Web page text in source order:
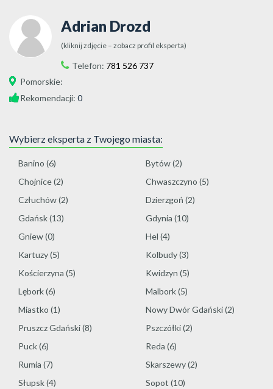
Adrian Drozd
(kliknij zdjęcie – zobacz profil eksperta)
Telefon: 781 526 737
Pomorskie:
Rekomendacji: 0
Wybierz eksperta z Twojego miasta:
Banino (6) Bytów(2)
Chojnice(2) Chwaszczyno (5)
Człuchów(2) Dzierzgoń (2)
Gdańsk(13) Gdynia (10)
Gniew(0) Hel (4)
Kartuzy(5) Kolbudy(3)
Kościerzyna (5) Kwidzyn (5)
Lębork(6) Malbork(5)
Miastko (1) Nowy Dwór Gdański(2)
Pruszcz Gdański(8) Pszczółki(2)
Puck(6) Reda (6)
Rumia (7) Skarszewy(2)
Słupsk(4) Sopot (10)